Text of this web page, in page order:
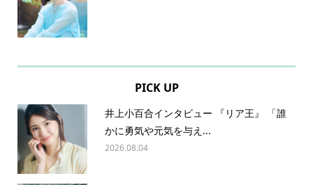
PICK UP
井上小百合インタビュー 『リア王』 「誰
かに勇気や元気を与え...
2026.08.04